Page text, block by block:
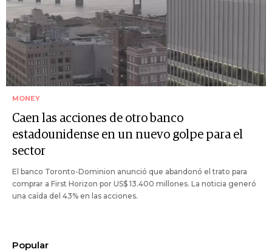
MONEY
Caen las acciones de otro banco
estadounidense en un nuevo golpe para el
sector
El banco Toronto-Dominion anunció que abandonó el trato para
comprar a First Horizon por US$ 13.400 millones. La noticia generó
una caída del 43% en las acciones.
Popular